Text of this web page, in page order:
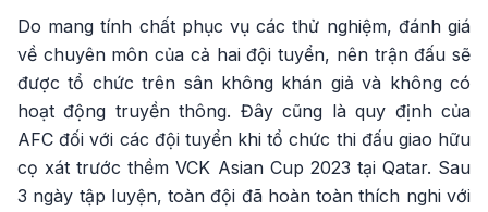
Do mang tính chất phục vụ các thử nghiệm, đánh giá
về chuyên môn của cả hai đội tuyển, nên trận đấu sẽ
được tổ chức trên sân không khán giả và không có
hoạt động truyền thông. Đây cũng là quy định của
AFC đối với các đội tuyển khi tổ chức thi đấu giao hữu
cọ xát trước thềm VCK Asian Cup 2023 tại Qatar. Sau
3 ngày tập luyện, toàn đội đã hoàn toàn thích nghi với